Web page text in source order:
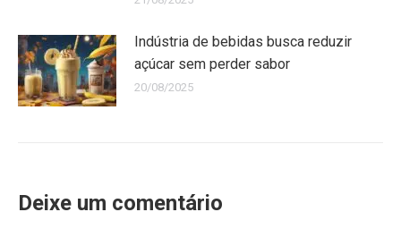
Indústria de bebidas busca reduzir
açúcar sem perder sabor
20/08/2025
Deixe um comentário